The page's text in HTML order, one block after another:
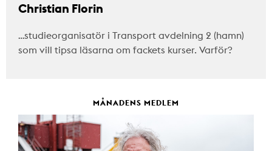
Christian Florin
…studieorganisatör i Transport avdelning 2 (hamn)
som vill tipsa läsarna om fackets kurser. Varför?
MÅNADENS MEDLEM